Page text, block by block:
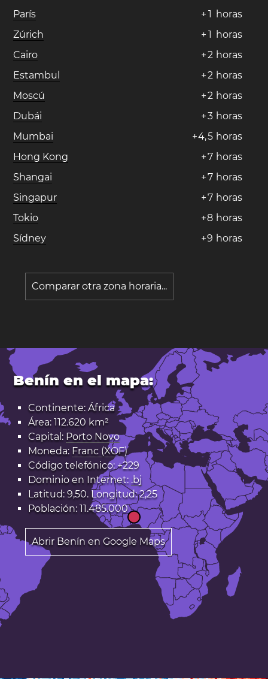
París
+ 1 horas
Zúrich
+ 1 horas
Cairo
+2 horas
Estambul
+2 horas
Moscú
+2 horas
Dubái
+3 horas
Mumbai
+4,5 horas
Hong Kong
+7 horas
Shangai
+7 horas
Singapur
+7 horas
Tokio
+8 horas
Sídney
+9 horas
Comparar otra zona horaria...
Benín en el mapa:
Continente: África
Área: 112.620 km²
Capital: Porto Novo
Moneda: Franc (XOF)
Código telefónico: +229
Dominio en Internet: .bj
Latitud: 9,50. Longitud: 2,25
Población: 11.485.000
Abrir Benín en Google Maps